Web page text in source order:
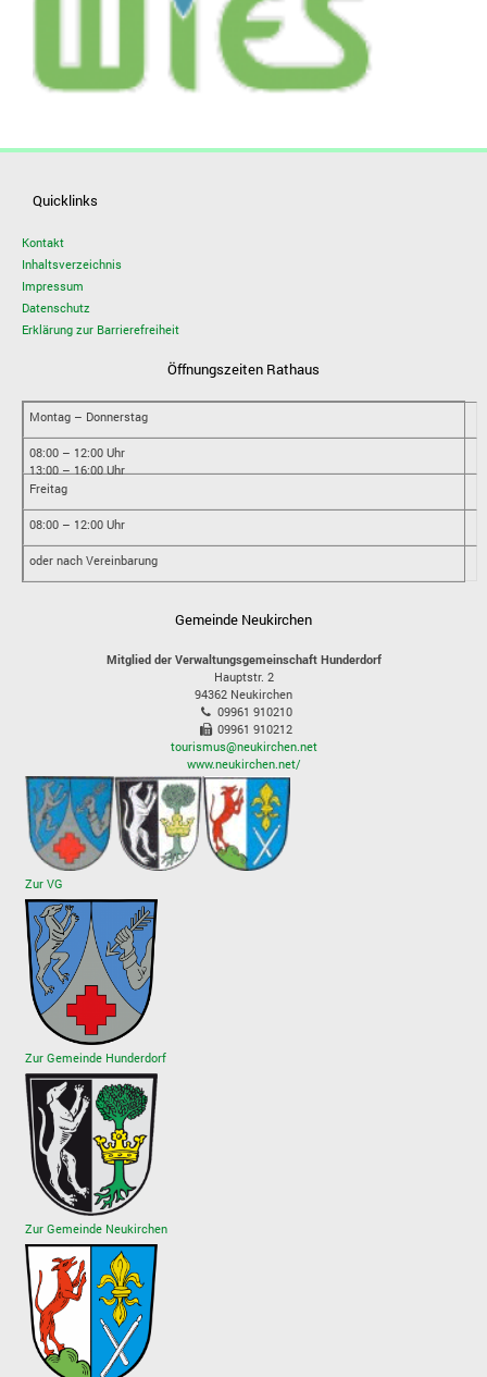
Quicklinks
Kontakt
Inhaltsverzeichnis
Impressum
Datenschutz
Erklärung zur Barrierefreiheit
Öffnungszeiten Rathaus
Montag – Donnerstag
08:00 – 12:00 Uhr
13:00 – 16:00 Uhr
Freitag
08:00 – 12:00 Uhr
oder nach Vereinbarung
Gemeinde Neukirchen
Mitglied der Verwaltungsgemeinschaft Hunderdorf
Hauptstr. 2
94362 Neukirchen
09961 910210
09961 910212
tourismus@neukirchen.net
www.neukirchen.net/
Zur VG
Zur Gemeinde Hunderdorf
Zur Gemeinde Neukirchen